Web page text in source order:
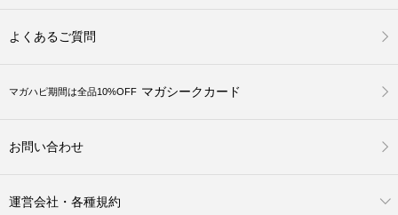
よくあるご質問
マガハピ期間は全品10%OFF マガシークカード
お問い合わせ
運営会社・各種規約